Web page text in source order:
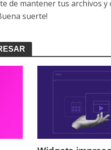
de mantener tus archivos
suerte!